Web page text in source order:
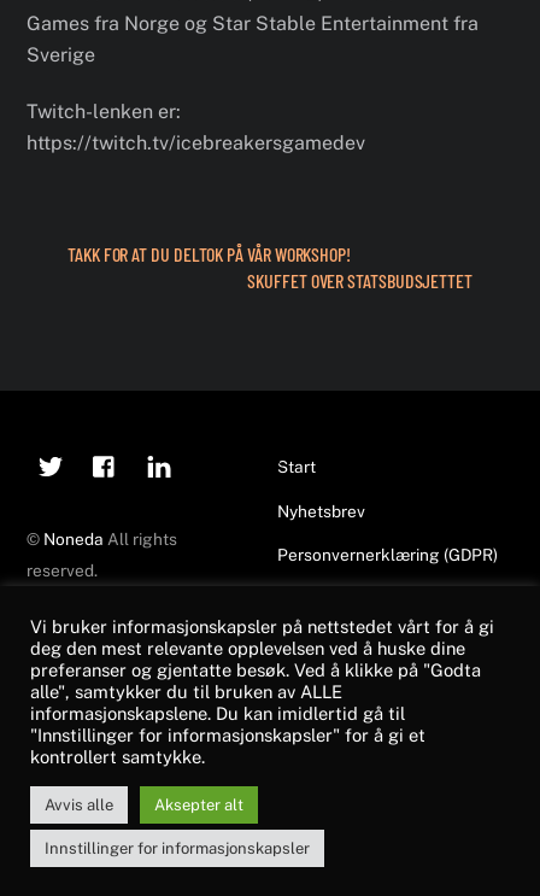
Games fra Norge og Star Stable Entertainment fra
Sverige
Twitch-lenken er:
https://twitch.tv/icebreakersgamedev
TAKK FOR AT DU DELTOK PÅ VÅR WORKSHOP!
SKUFFET OVER STATSBUDSJETTET
Top
© Noneda All rights
reserved.
Start
Nyhetsbrev
Personvernerklæring (GDPR)
Nyheter
Noneda på FutureWeek25!
NONEDA Årsmøte 2025
Pitche-workshop 2024
NONEDA
contact@noneda.no
Vi bruker informasjonskapsler på nettstedet vårt for å gi
deg den mest relevante opplevelsen ved å huske dine
preferanser og gjentatte besøk. Ved å klikke på "Godta
alle", samtykker du til bruken av ALLE
informasjonskapslene. Du kan imidlertid gå til
"Innstillinger for informasjonskapsler" for å gi et
kontrollert samtykke.
Avvis alle Aksepter alt
Innstillinger for informasjonskapsler